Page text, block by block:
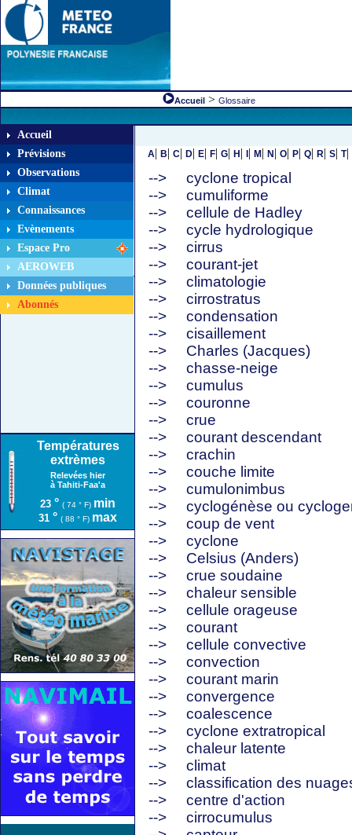
Accueil
Prévisions
Observations
Climat
Connaissances
Evènements
Espace Pro
AEROWEB
Données publiques
Abonnés
Accueil > Glossaire
Températures
extrèmes
Relevées hier
à Tahiti-Faa'a
23 ° ( 74 ° F) min
31 ° ( 88 ° F) max
A| B| C| D| E| F| G| H | | M | N | O| P| Q| R| S| T|
-->
cyclone tropical
-->
cumuliforme
-->
cellule de Hadley
-->
cycle hydrologique
-->
cirrus
-->
courant-jet
-->
climatologie
-->
cirrostratus
-->
condensation
-->
cisaillement
-->
Charles (Jacques)
-->
chasse-neige
-->
cumulus
-->
couronne
-->
crue
-->
courant descendant
-->
crachin
-->
couche limite
-->
cumulonimbus
-->
cyclogénèse ou
-->
coup de vent
-->
cyclone
-->
Celsius (Anders)
-->
crue soudaine
-->
chaleur sensible
-->
cellule orageuse
-->
courant
-->
cellule convective
-->
convection
-->
courant marin
-->
convergence
-->
coalescence
-->
cyclone extratropical
-->
chaleur latente
-->
climat
-->
classification des
-->
centre d'action
-->
cirrocumulus